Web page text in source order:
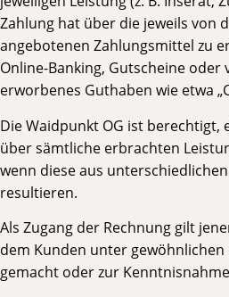
Zahlung hat über die jeweils von
angebotenen Zahlungsmittel zu
Online-Banking, Gutscheine oder
erworbenes Guthaben wie etwa
Die Waidpunkt OG ist berechtigt,
über sämtliche erbrachten
wenn diese aus
resultieren.
Als Zugang der Rechnung gilt
dem Kunden unter
gemacht oder zur